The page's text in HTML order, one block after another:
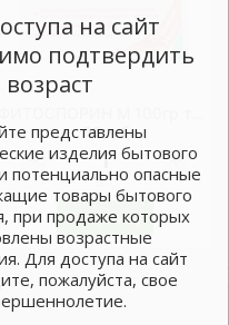
на сайт
подтвердить
возраст
представлены
изделия бытового
потенциально опасные
товары бытового
при продаже которых
возрастные
Для доступа на сайт
пожалуйста, свое
56 руб.
шт
В корзину